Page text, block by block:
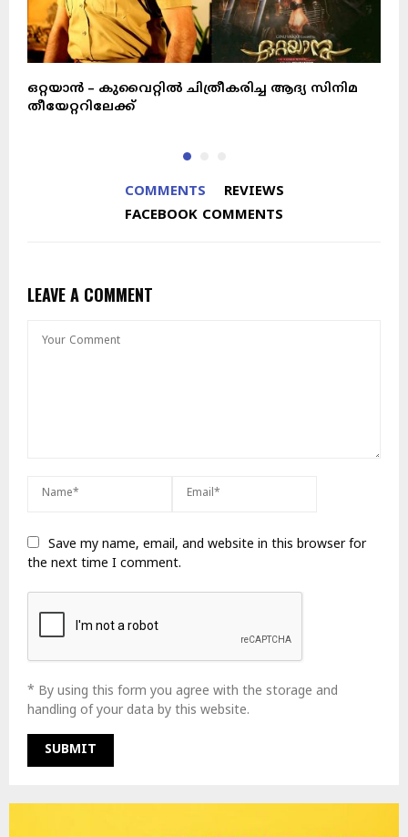
ഒറ്റയാൻ – കുവൈറ്റിൽ ചിത്രീകരിച്ച ആദ്യ സിനിമ
തീയേറ്ററിലേക്ക്
COMMENTS
REVIEWS
FACEBOOK COMMENTS
LEAVE A COMMENT
Save my name, email, and website in this browser for
the next time I comment.
* By using this form you agree with the storage and
handling of your data by this website.